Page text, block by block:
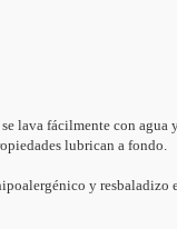
lava fácilmente con agua
lubrican a fondo.
y resbaladizo